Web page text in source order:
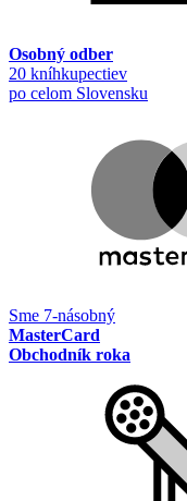
Osobný odber
20 kníhkupectiev
po celom Slovensku
Sme 7-násobný
MasterCard
Obchodník roka